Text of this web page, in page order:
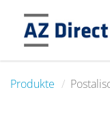
Produkte